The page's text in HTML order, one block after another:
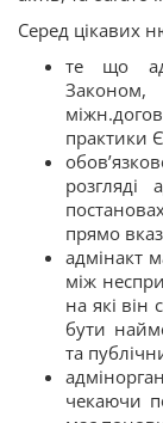
Серед цікавих
те що
практики
розгляді
прямо
адмінакт
між
на які
бути
та
чекаючи